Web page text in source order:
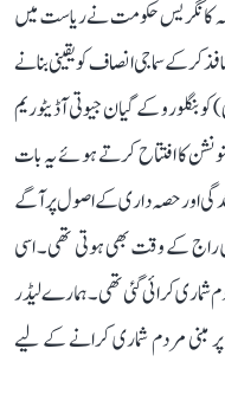
کانگریس حکومت نے ریاست میں
کر کے سماجی انصاف کو یقینی بنانے
وزیر اعلیٰ نے جمعہ (7 جولائی) کو بنگلورو کے گیان جیوتی آڈیٹوریم
مہاسنگھ‘ کے 11ویں قومی کنونشن کا افتتاح کرتے ہوئے یہ بات
اور حصہ داری کے اصول پر آگے
کے وقت بھی ہوتی تھی۔ اسی
شماری کرائی گئی تھی۔ ہمارے لیڈر
مبنی مردم شماری کرانے کے لیے